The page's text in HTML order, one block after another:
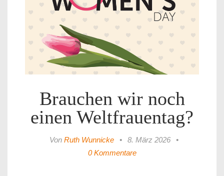
Brauchen wir noch
einen Weltfrauentag?
Von Ruth Wunnicke • 8. März 2026
•
0 Kommentare